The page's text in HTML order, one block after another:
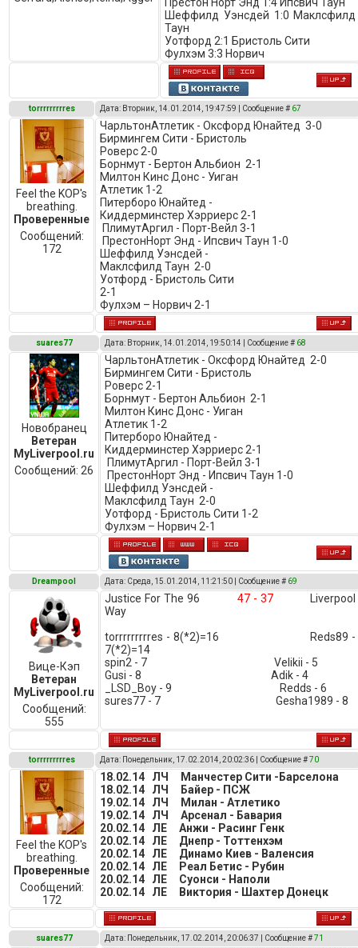
Шеффилд Уэнсдей 1:0 Маклсфилд
Таун
Уотфорд 2:1 Бристоль Сити
Фулхэм 3:3 Норвич
torrrrrrrrres Дата: Вторник, 14.01.2014, 19:47:59 | Сообщение # 67
Feel the KOP's
breathing.
Проверенные
Сообщений:
172
ЧарльтонАтлетик - Оксфорд Юнайтед 3-0
Бирмингем Сити - Бристоль
Роверс 2-0
Борнмут - Бертон Альбион 2-1
Милтон Кинс Донс - Уиган
Атлетик 1-2
Питерборо Юнайтед -
Киддерминстер Хэрриерс 2-1
ПлимутАргил - Порт-Вейл 3-1
ПрестонНорт Энд - Ипсвич Таун 1-0
Шеффилд Уэнсдей -
Маклсфилд Таун 2-0
Уотфорд - Бристоль Сити
2-1
Фулхэм – Норвич 2-1
suares77 Дата: Вторник, 14.01.2014, 19:50:14 | Сообщение # 68
Новобранец
Ветеран
MyLiverpool.ru
Сообщений: 26
ЧарльтонАтлетик - Оксфорд Юнайтед 2-0
Бирмингем Сити - Бристоль
Роверс 2-1
Борнмут - Бертон Альбион 2-1
Милтон Кинс Донс - Уиган
Атлетик 1-2
Питерборо Юнайтед -
Киддерминстер Хэрриерс 2-1
ПлимутАргил - Порт-Вейл 3-1
ПрестонНорт Энд - Ипсвич Таун 1-0
Шеффилд Уэнсдей -
Маклсфилд Таун 2-0
Уотфорд - Бристоль Сити 1-2
Фулхэм – Норвич 2-1
Dreampool Дата: Среда, 15.01.2014, 11:21:50 | Сообщение # 69
Вице-Кэп
Ветеран
MyLiverpool.ru
Сообщений:
555
Justice For The 96 47 - 37Liverpool
Way
torrrrrrrrres - 8(*2)=16 Reds89 -
7(*2)=14
spin2 - 7 Velikii - 5
Gusi - 8 Adik - 4
_LSD_Boy - 9 Redds - 6
sures77 - 7 Gesha1989 - 8
torrrrrrrrres Дата: Понедельник, 17.02.2014, 20:02:36 | Сообщение #70
Feel the KOP's
breathing.
Проверенные
Сообщений:
172
18.02.14 ЛЧ Манчестер Сити -Барселона
18.02.14 ЛЧ Байер - ПСЖ
19.02.14 ЛЧ Милан - Атлетико
19.02.14 ЛЧ Арсенал - Бавария
20.02.14 ЛЕ Анжи - Расинг Генк
20.02.14 ЛЕ Днепр - Тоттенхэм
20.02.14 ЛЕ Динамо Киев - Валенсия
20.02.14 ЛЕ Реал Бетис - Рубин
20.02.14 ЛЕ Суонси - Наполи
20.02.14 ЛЕ Виктория - Шахтер Донецк
suares77 Дата: Понедельник, 17.02.2014, 20:06:37 | Сообщение #71